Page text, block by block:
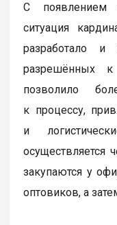
С появлением
ситуация
разработало и
разрешённых
позволило
к процессу,
и
осуществляется
закупаются у
оптовиков, а